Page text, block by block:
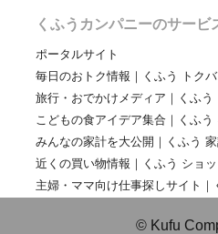
くふうカンパニーのサービ
ポータルサイト
毎日のおトク情報｜くふう トクバ
旅行・おでかけメディア｜くふう
こどもの食アイデア集合｜くふう
みんなの家計を大公開｜くふう
近くの買い物情報｜くふう ショ
主婦・ママ向け仕事探しサイト｜
© Kufu